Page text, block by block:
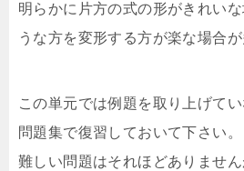
明らかに片方の式の形がきれい
うな方を変形する方が楽な場合が
この単元では例題を取り上げて
問題集で復習しておいて下さい。
難しい問題はそれほどありませ